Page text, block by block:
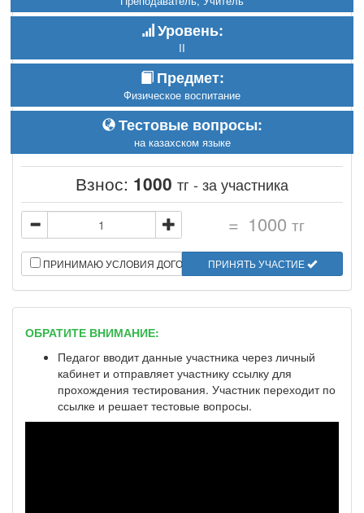
Уровень:
II
Предмет:
Физическое воспитание
Тестовые вопросы:
на казахском языке
Взнос: 1000 тг - за участника
= 1000 тг
ПРИНИМАЮ УСЛОВИЯ ДОГОВОРА ПРИНЯТЬ УЧАСТИЕ
ОБРАТИТЕ ВНИМАНИЕ:
Педагог вводит данные участника через личный
кабинет и отправляет участнику ссылку для
прохождения тестирования. Участник переходит по
ссылке и решает тестовые вопросы.